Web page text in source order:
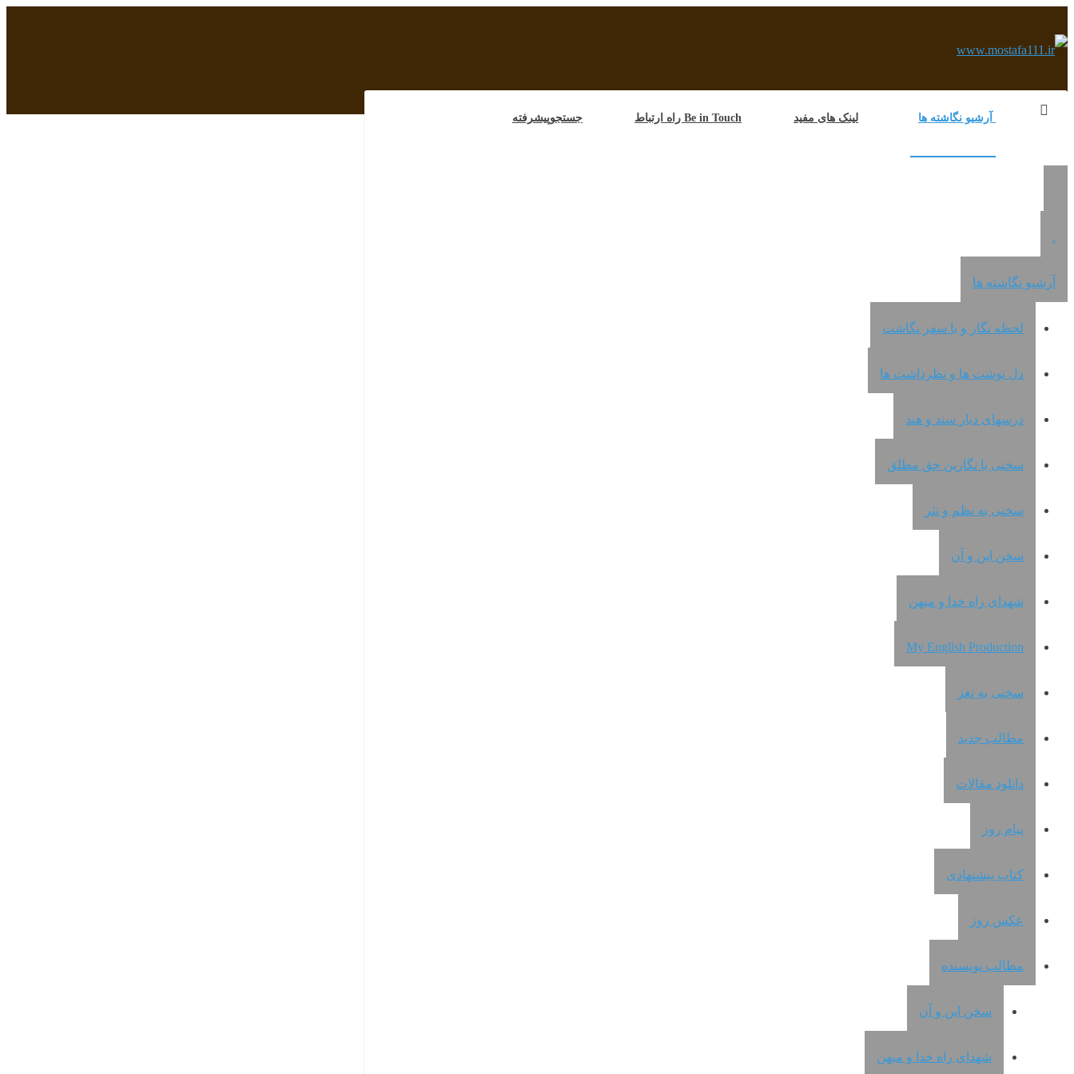
آرشیو نگاشته ها لینک های مفید Be in Touch راه ارتباط جستجوپیشرفته
.
آرشیو نگاشته ها
لحظه نگار و با سفر نگاشت
دل نوشت ها و نظرداشت ها
درسهای دیار سند و هند
سخنی با نگارین حق مطلق
سخنی به نظم و نثر
سخن این و آن
شهدای راه خدا و میهن
My English Production
سخنی به نغز
مطالب جدید
دانلود مقالات
پیام روز
کتاب پیشنهادی
عکس روز
مطالب نویسنده
سخن این و آن
شهدای راه خدا و میهن